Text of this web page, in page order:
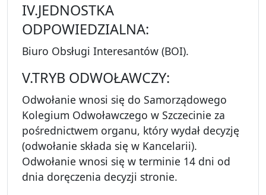
IV.JEDNOSTKA
ODPOWIEDZIALNA:
Biuro Obsługi Interesantów (BOI).
V.TRYB ODWOŁAWCZY:
Odwołanie wnosi się do Samorządowego
Kolegium Odwoławczego w Szczecinie za
pośrednictwem organu, który wydał decyzję
(odwołanie składa się w Kancelarii).
Odwołanie wnosi się w terminie 14 dni od
dnia doręczenia decyzji stronie.